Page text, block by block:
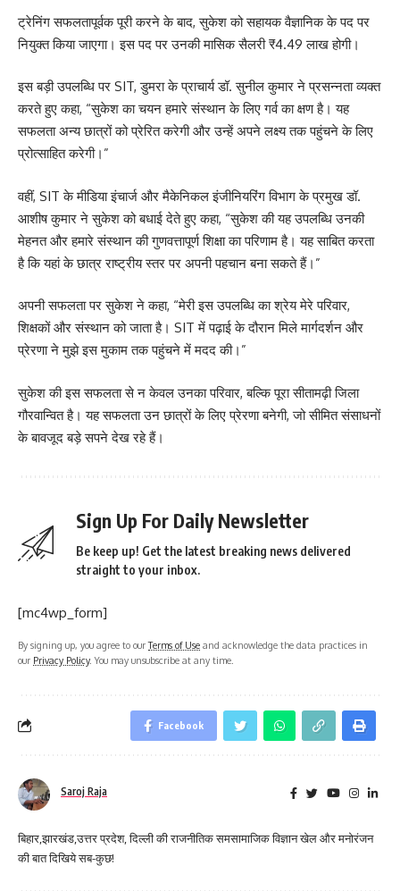
ट्रेनिंग सफलतापूर्वक पूरी करने के बाद, सुकेश को सहायक वैज्ञानिक के पद पर
नियुक्त किया जाएगा। इस पद पर उनकी मासिक सैलरी ₹4.49 लाख होगी।
इस बड़ी उपलब्धि पर SIT, डुमरा के प्राचार्य डॉ. सुनील कुमार ने प्रसन्नता व्यक्त
करते हुए कहा, “सुकेश का चयन हमारे संस्थान के लिए गर्व का क्षण है। यह
सफलता अन्य छात्रों को प्रेरित करेगी और उन्हें अपने लक्ष्य तक पहुंचने के लिए
प्रोत्साहित करेगी।”
वहीं, SIT के मीडिया इंचार्ज और मैकेनिकल इंजीनियरिंग विभाग के प्रमुख डॉ.
आशीष कुमार ने सुकेश को बधाई देते हुए कहा, “सुकेश की यह उपलब्धि उनकी
मेहनत और हमारे संस्थान की गुणवत्तापूर्ण शिक्षा का परिणाम है। यह साबित करता
है कि यहां के छात्र राष्ट्रीय स्तर पर अपनी पहचान बना सकते हैं।”
अपनी सफलता पर सुकेश ने कहा, “मेरी इस उपलब्धि का श्रेय मेरे परिवार,
शिक्षकों और संस्थान को जाता है। SIT में पढ़ाई के दौरान मिले मार्गदर्शन और
प्रेरणा ने मुझे इस मुकाम तक पहुंचने में मदद की।”
सुकेश की इस सफलता से न केवल उनका परिवार, बल्कि पूरा सीतामढ़ी जिला
गौरवान्वित है। यह सफलता उन छात्रों के लिए प्रेरणा बनेगी, जो सीमित संसाधनों
के बावजूद बड़े सपने देख रहे हैं।
Sign Up For Daily Newsletter
Be keep up! Get the latest breaking news delivered
straight to your inbox.
[mc4wp_form]
By signing up, you agree to ourTerms of Use and acknowledge the data practices in
our Privacy Policy. You may unsubscribe at any time.
Facebook
Saroj Raja
बिहार,झारखंड,उत्तर प्रदेश, दिल्ली की राजनीतिक समसामाजिक विज्ञान खेल और मनोरंजन
की बात दिखिये सब-कुछ!